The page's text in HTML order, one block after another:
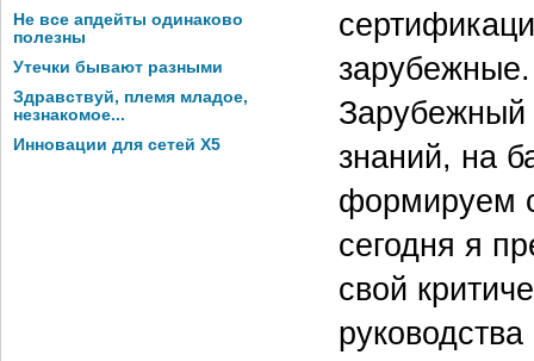
Не все апдейты одинаково
полезны
Утечки бывают разными
Здравствуй, племя младое,
незнакомое...
Инновации для сетей X5
Зарубежный
знаний, на
формируем
сегодня я
свой